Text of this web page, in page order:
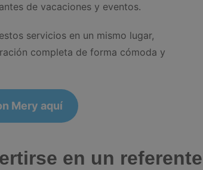
de vacaciones y eventos.
servicios en un mismo lugar,
completa de forma cómoda y
Mery aquí
en un referente